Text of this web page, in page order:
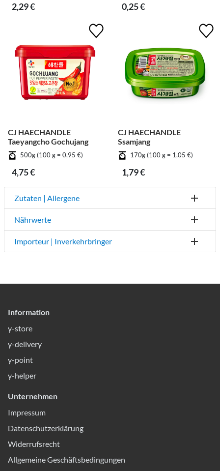
2,29 € 0,25 €
CJ HAECHANDLE
Taeyangcho Gochujang
500g (100 g = 0,95 €)
4,75 €
CJ HAECHANDLE
Ssamjang
170g (100 g = 1,05 €)
1,79 €
Zutaten | Allergene
Nährwerte
Importeur | Inverkehrbringer
Information
y-store
y-delivery
y-point
y-helper
Unternehmen
Impressum
Datenschutzerklärung
Widerrufsrecht
Allgemeine Geschäftsbedingungen